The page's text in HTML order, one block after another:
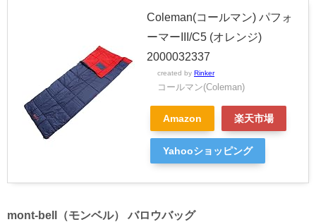
Coleman(コールマン) パフォ
ーマーIII/C5 (オレンジ)
2000032337
created by Rinker
コールマン(Coleman)
Amazon 楽天市場
Yahooショッピング
mont-bell（モンベル） バロウバッグ